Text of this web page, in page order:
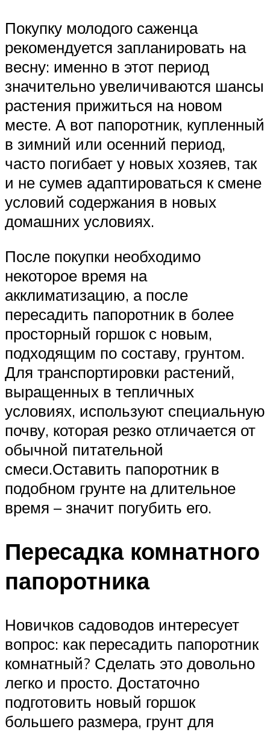
Покупку молодого саженца
рекомендуется запланировать на
весну: именно в этот период
значительно увеличиваются шансы
растения прижиться на новом
месте. А вот папоротник, купленный
в зимний или осенний период,
часто погибает у новых хозяев, так
и не сумев адаптироваться к смене
условий содержания в новых
домашних условиях.
После покупки необходимо
некоторое время на
акклиматизацию, а после
пересадить папоротник в более
просторный горшок с новым,
подходящим по составу, грунтом.
Для транспортировки растений,
выращенных в тепличных
условиях, используют специальную
почву, которая резко отличается от
обычной питательной
смеси.Оставить папоротник в
подобном грунте на длительное
время – значит погубить его.
Пересадка комнатного
папоротника
Новичков садоводов интересует
вопрос: как пересадить папоротник
комнатный? Сделать это довольно
легко и просто. Достаточно
подготовить новый горшок
большего размера, грунт для